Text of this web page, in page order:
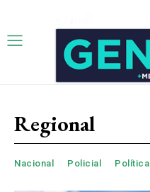
Regional
Nacional Policial Política